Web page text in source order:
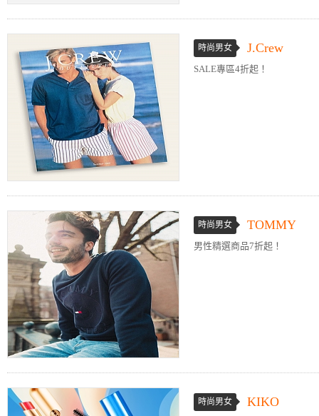
時尚男女 J.Crew
SALE專區4折起！
時尚男女 TOMMY
男性精選商品7折起！
時尚男女 KIKO